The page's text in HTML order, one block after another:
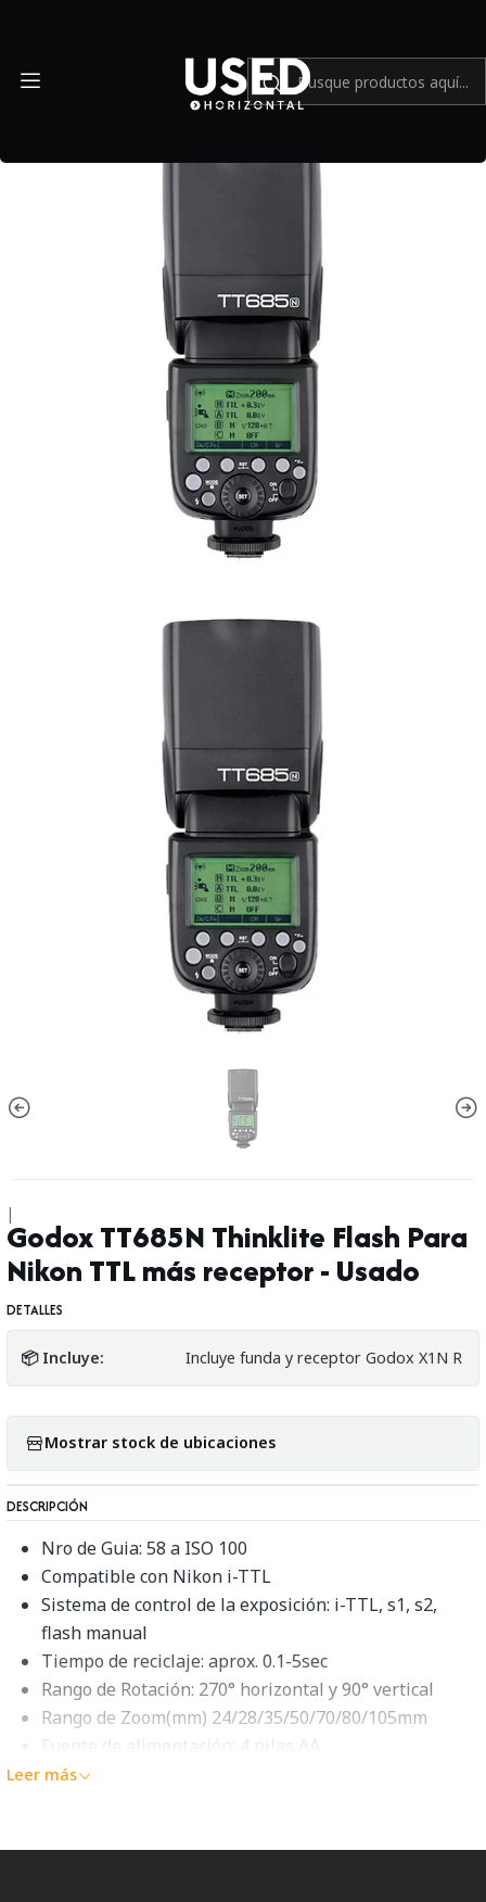
|
Godox TT685N Thinklite Flash Para
Nikon TTL más receptor - Usado
DETALLES
📦 Incluye: Incluye funda y receptor Godox X1N R
Mostrar stock de ubicaciones
DESCRIPCIÓN
Nro de Guia: 58 a ISO 100
Compatible con Nikon i-TTL
Sistema de control de la exposición: i-TTL, s1, s2,
flash manual
Tiempo de reciclaje: aprox. 0.1-5sec
Rango de Rotación: 270° horizontal y 90° vertical
Rango de Zoom(mm) 24/28/35/50/70/80/105mm
Fuente de alimentación: 4 pilas AA
Tamaño: 83 x 154 x 112 mm
Flash Godox Tt680 Ttl Para Nikon
Leer más